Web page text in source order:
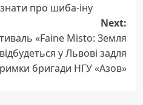
про шиба-іну
Next:
«Faine Misto: Земля
у Львові задля
бригади НГУ «Азов»